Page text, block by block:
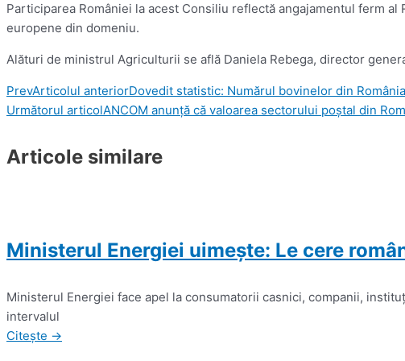
Participarea României la acest Consiliu reflectă angajamentul ferm
europene din domeniu.
Alături de ministrul Agriculturii se află Daniela Rebega, director
PrevArticolul anteriorDovedit statistic: Numărul bovinelor din
Următorul articolANCOM anunță că valoarea sectorului poştal din
Articole similare
Ministerul Energiei uimește: Le cere
Ministerul Energiei face apel la consumatorii casnici, companii,
intervalul
Citește →